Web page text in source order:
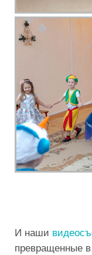
И наши
превращенные в